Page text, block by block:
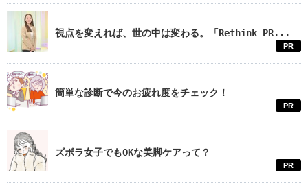
視点を変えれば、世の中は変わる。「Rethink PR...
PR
簡単な診断で今のお疲れ度をチェック！
PR
ズボラ女子でもOKな美脚ケアって？
PR